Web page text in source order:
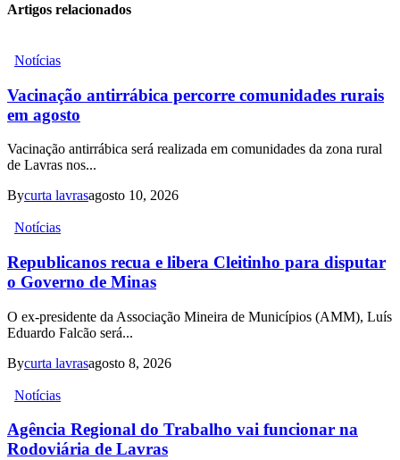
Artigos relacionados
Notícias
Vacinação antirrábica percorre comunidades rurais
em agosto
Vacinação antirrábica será realizada em comunidades da zona rural
de Lavras nos...
Bycurta lavrasagosto 10, 2026
Notícias
Republicanos recua e libera Cleitinho para disputar
o Governo de Minas
O ex-presidente da Associação Mineira de Municípios (AMM), Luís
Eduardo Falcão será...
Bycurta lavrasagosto 8, 2026
Notícias
Agência Regional do Trabalho vai funcionar na
Rodoviária de Lavras